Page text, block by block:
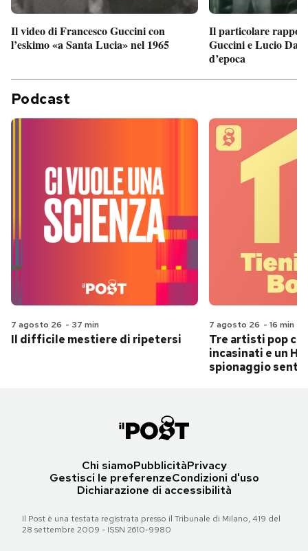
Il video di Francesco Guccini con
l’eskimo «a Santa Lucia» nel 1965
Il particolare
Guccini e Lucio
d’epoca
Podcast
7 agosto 26 - 37 min
Il difficile mestiere di ripetersi
7 agosto 26 - 16 min
Tre artisti pop
incasinati e un
spionaggio
Chi siamoPubblicitàPrivacy
Gestisci le preferenzeCondizioni d'uso
Dichiarazione di accessibilità
Il Post è una testata registrata presso il Tribunale di Milano, 419 del
28 settembre 2009 - ISSN 2610-9980